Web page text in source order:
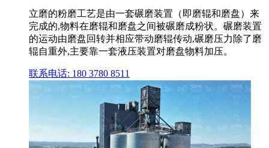
立磨的粉磨工艺是由一套碾磨装置（即磨辊和磨盘）来
完成的,物料在磨辊和磨盘之间被碾磨成粉状。碾磨装置
的运动由磨盘回转并相应带动磨辊传动,碾磨压力除了磨
辊自重外,主要靠一套液压装置对磨盘物料加压。
联系电话: 180 3780 8511